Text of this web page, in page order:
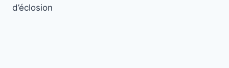
d’éclosion